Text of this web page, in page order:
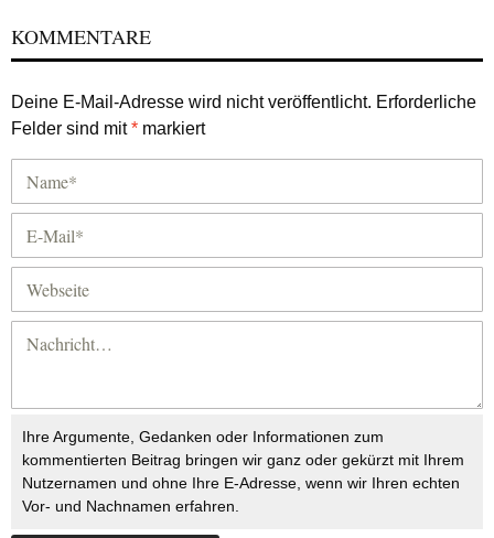
KOMMENTARE
Deine E-Mail-Adresse wird nicht veröffentlicht. Erforderliche
Felder sind mit* markiert
Ihre Argumente, Gedanken oder Informationen zum
kommentierten Beitrag bringen wir ganz oder gekürzt mit Ihrem
Nutzernamen und ohne Ihre E-Adresse, wenn wir Ihren echten
Vor- und Nachnamen erfahren.